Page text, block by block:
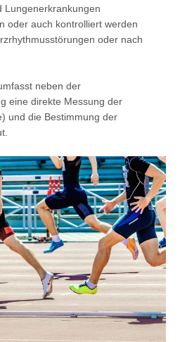
Lungenerkrankungen
oder auch kontrolliert werden
oder nach
neben der
eine direkte Messung der
und die Bestimmung der